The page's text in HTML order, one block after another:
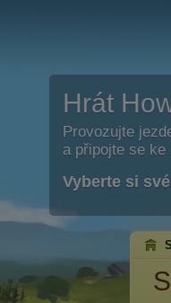
Hrát
Provozujte
a připojte se ke
Vyberte si